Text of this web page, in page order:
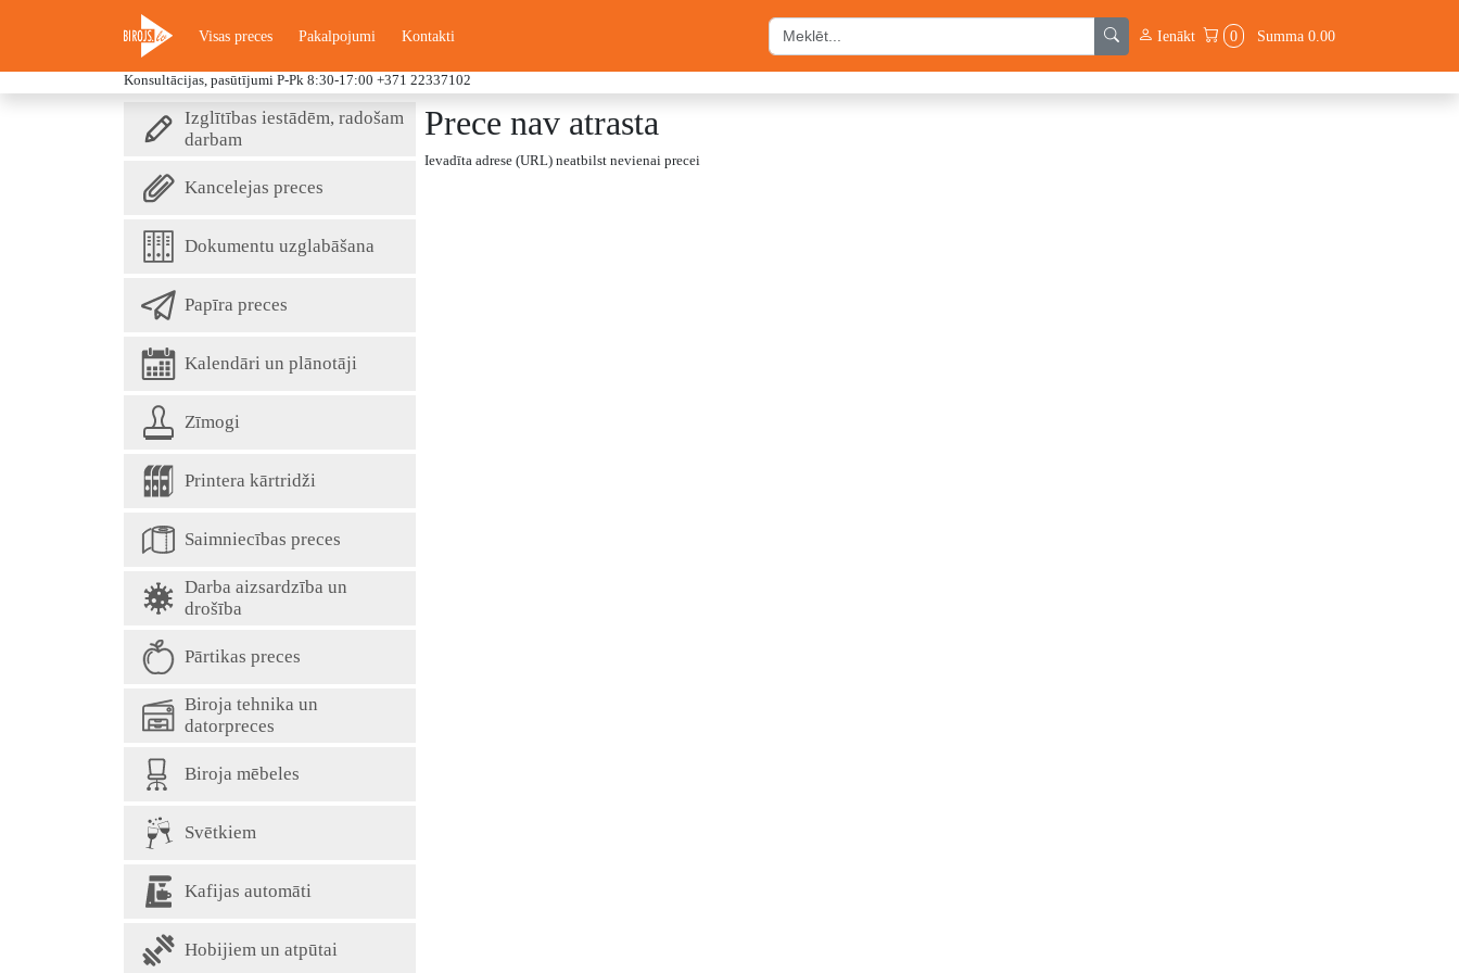
Visas preces Pakalpojumi Kontakti Ienākt 0 Summa 0.00
Konsultācijas, pasūtījumi P-Pk 8:30-17:00 +371 22337102
Izglītības iestādēm, radošam
darbam
Kancelejas preces
Dokumentu uzglabāšana
Papīra preces
Kalendāri un plānotāji
Zīmogi
Printera kārtridži
Saimniecības preces
Darba aizsardzība un
drošība
Pārtikas preces
Biroja tehnika un
datorpreces
Biroja mēbeles
Svētkiem
Kafijas automāti
Hobijiem un atpūtai
Prece nav atrasta
Ievadīta adrese (URL) neatbilst nevienai precei